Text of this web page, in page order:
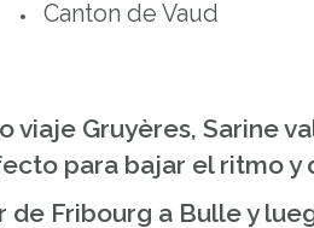
Canton de Vaud
viaje Gruyères, Sarine
para bajar el ritmo
Fribourg a Bulle y